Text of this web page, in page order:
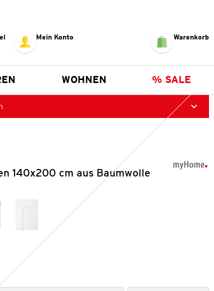
Mein Konto Warenkorb
WOHNEN % SALE
140x200 cm aus Baumwolle